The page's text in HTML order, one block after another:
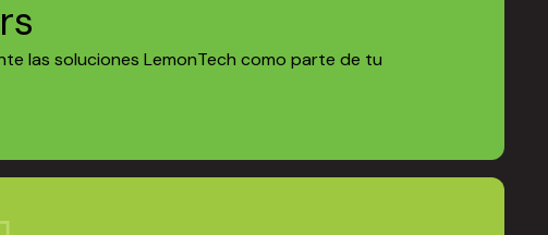
las soluciones LemonTech como parte de tu